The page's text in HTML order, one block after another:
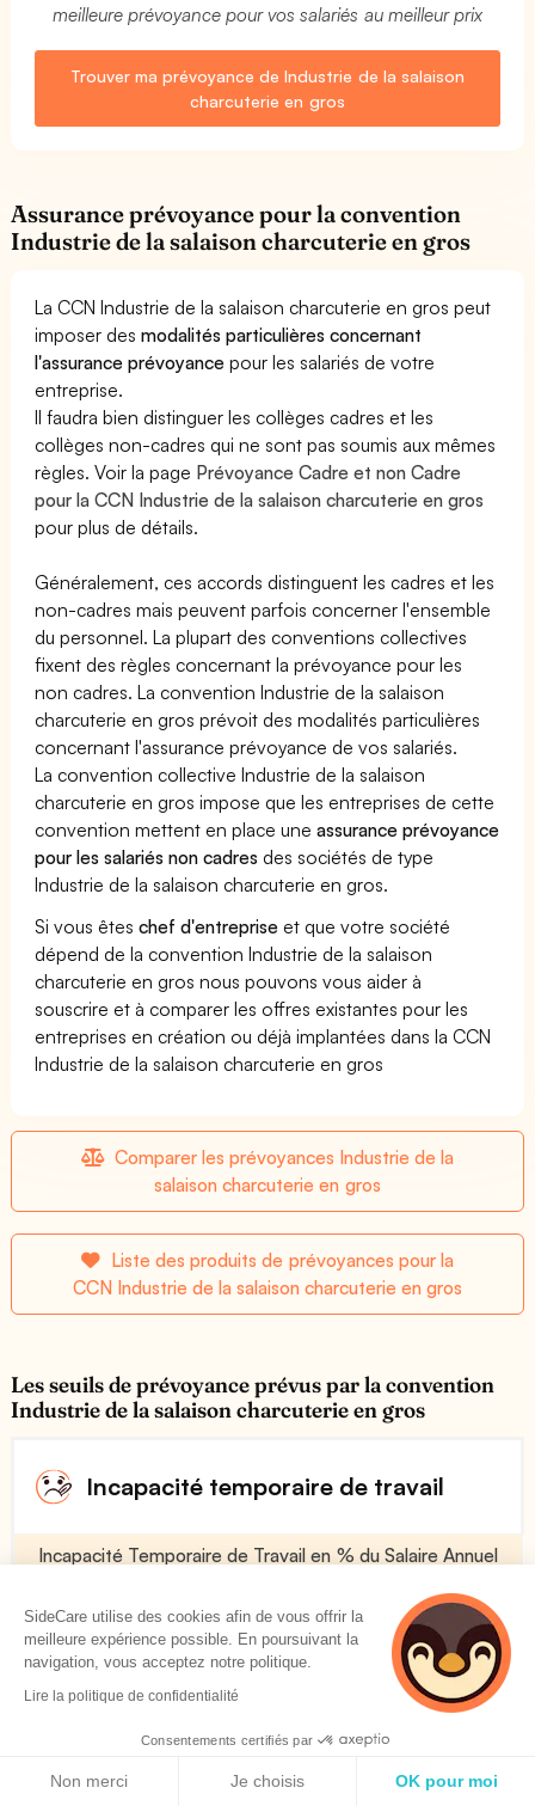
meilleure prévoyance pour vos salariés au meilleur prix
Trouver ma prévoyance de Industrie de la salaison
charcuterie en gros
Assurance prévoyance pour la convention
Industrie de la salaison charcuterie en gros
La CCN Industrie de la salaison charcuterie en gros peut
imposer desmodalités particulières concernant
l'assurance prévoyance pour les salariés de votre
entreprise.
Il faudra bien distinguer les collèges cadres et les
collèges non-cadres qui ne sont pas soumis aux mêmes
règles. Voir la page Prévoyance Cadre et non Cadre
pour la CCN Industrie de la salaison charcuterie en gros
pour plus de détails.
Généralement, ces accords distinguent les cadres et les
non-cadres mais peuvent parfois concerner l'ensemble
du personnel. La plupart des conventions collectives
fixent des règles concernant la prévoyance pour les
non cadres. La convention Industrie de la salaison
charcuterie en gros prévoit des modalités particulières
concernant l'assurance prévoyance de vos salariés.
La convention collective Industrie de la salaison
charcuterie en gros impose que les entreprises de cette
convention mettent en place uneassurance prévoyance
pour les salariés non cadres des sociétés de type
Industrie de la salaison charcuterie en gros.
Si vous êteschef d'entreprise et que votre société
dépend de la convention Industrie de la salaison
charcuterie en gros nous pouvons vous aider à
souscrire et à comparer les offres existantes pour les
entreprises en création ou déjà implantées dans la CCN
Industrie de la salaison charcuterie en gros
Comparer les prévoyances Industrie de la
salaison charcuterie en gros
Liste des produits de prévoyances pour la
CCN Industrie de la salaison charcuterie en gros
Les seuils de prévoyance prévus par la convention
Industrie de la salaison charcuterie en gros
Incapacité temporaire de travail
Incapacité Temporaire de Travail en % du Salaire Annuel
Voir plus
Franchise en Jours
SideCare utilise des cookies afin de vous offrir la
meilleure expérience possible. En poursuivant la
navigation, vous acceptez notre politique.
Lire la politique de confidentialité
Consentements certifiés par
Non merci Je choisis OK pour moi